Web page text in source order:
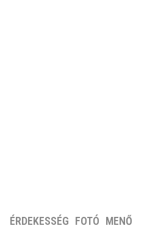
7
ÉRDEKESSÉG ,FOTÓ ,MENŐ